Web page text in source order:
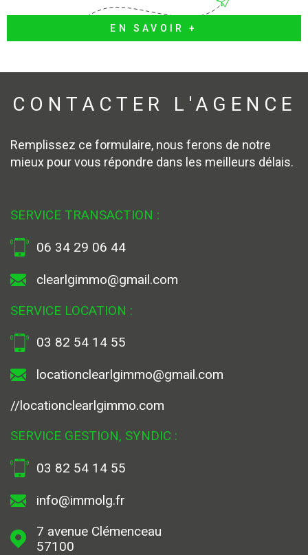
EN SAVOIR +
CONTACTER L'AGENCE
Remplissez ce formulaire, nous ferons de notre
mieux pour vous répondre dans les meilleurs délais.
SERVICE TRANSACTION :
06 34 29 06 44
clearlgimmo@gmail.com
SERVICE LOCATION :
03 82 54 14 55
locationclearlgimmo@gmail.com
//locationclearlgimmo.com
SERVICE GESTION, SYNDIC :
03 82 54 14 55
info@immolg.fr
7 avenue Clémenceau
57100